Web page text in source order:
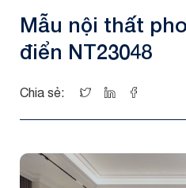
Mẫu nội thất
điển NT23048
Chia sẻ: